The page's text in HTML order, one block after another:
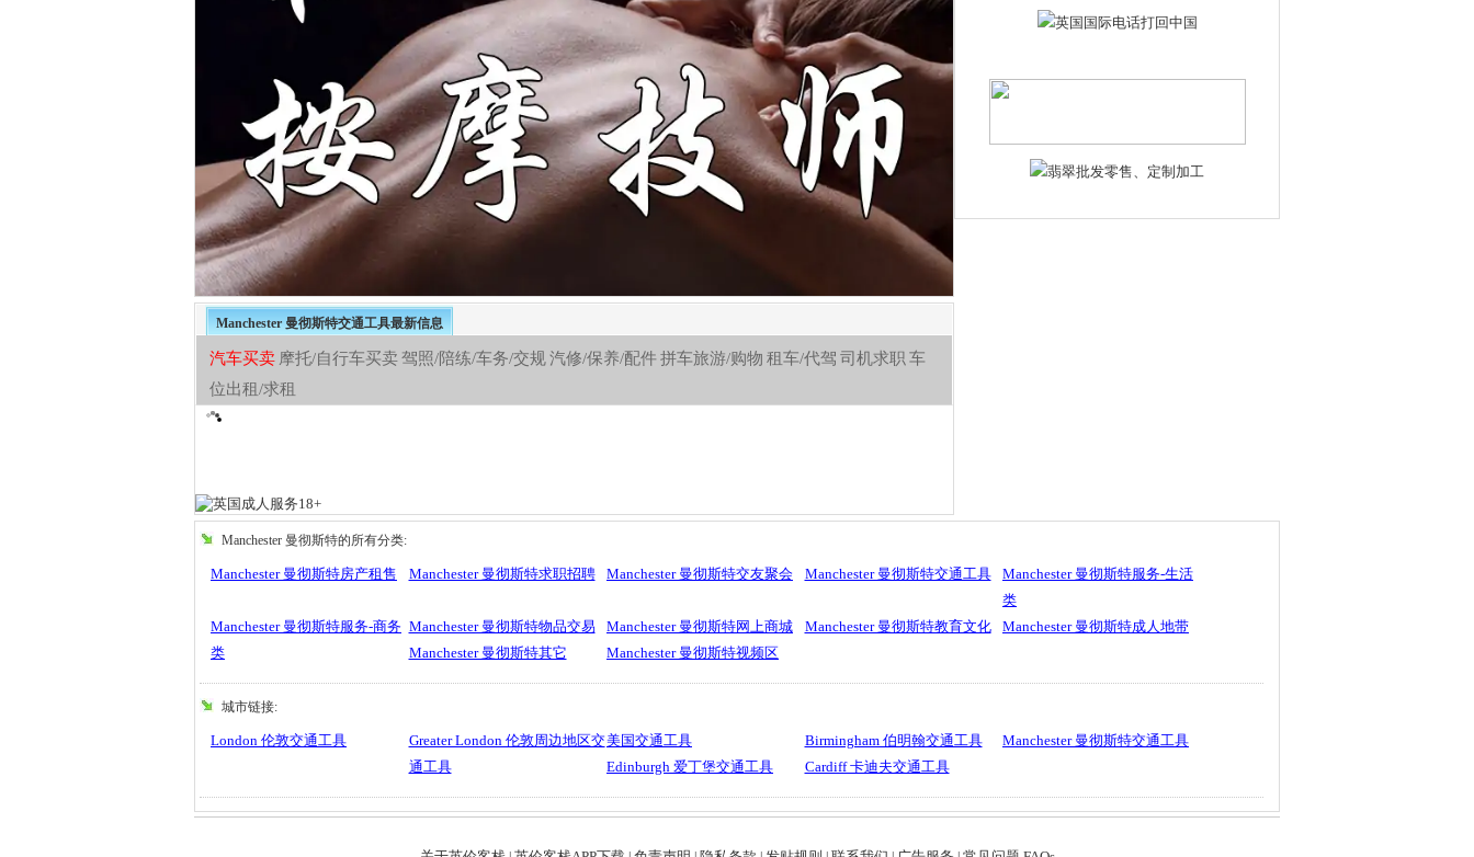
Manchester 曼彻斯特交通工具最新信息
汽车买卖 摩托/自行车买卖驾照/陪练/车务/交规汽修/保养/配件拼车旅游/购物 租车/代驾 司机求职 车
位出租/求租
Manchester 曼彻斯特的所有分类:
Manchester 曼彻斯特房产租售 Manchester 曼彻斯特求职招聘 Manchester 曼彻斯特交友聚会 Manchester 曼彻斯特交通工具
Manchester 曼彻斯特服务-生活
类
Manchester 曼彻斯特服务-商务
类
Manchester 曼彻斯特物品交易 Manchester 曼彻斯特网上商城 Manchester 曼彻斯特教育文化
Manchester 曼彻斯特成人地带
Manchester 曼彻斯特其它
Manchester 曼彻斯特视频区
城市链接:
London 伦敦交通工具
Greater London 伦敦周边地区交
通工具
美国交通工具 Birmingham 伯明翰交通工具
Manchester 曼彻斯特交通工具
Edinburgh 爱丁堡交通工具
Cardiff 卡迪夫交通工具